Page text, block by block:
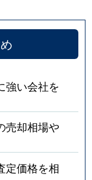
強い会社を
売却相場や
定価格を相